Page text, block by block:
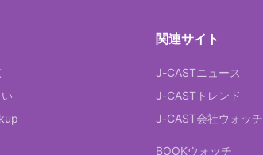
関連サイト
J-CASTニュース
J-CASTトレンド
J-CAST会社ウォッチ
BOOKウォッチ